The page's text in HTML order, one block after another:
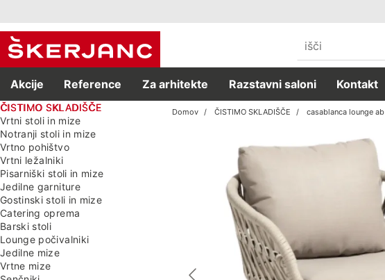
Akcije Reference Za arhitekte Razstavni saloni Kontakt
ČISTIMO SKLADIŠČE
Vrtni stoli in mize
Notranji stoli in mize
Vrtno pohištvo
Vrtni ležalniki
Pisarniški stoli in mize
Jedilne garniture
Gostinski stoli in mize
Catering oprema
Barski stoli
Lounge počivalniki
Jedilne mize
Vrtne mize
Domov ČISTIMO SKLADIŠČE casablanca lounge ab